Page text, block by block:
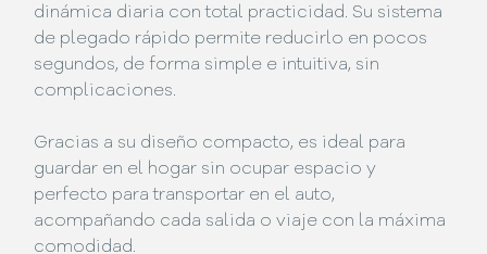
dinámica diaria con total practicidad. Su sistema
de plegado rápido permite reducirlo en pocos
segundos, de forma simple e intuitiva, sin
complicaciones.
Gracias a su diseño compacto, es ideal para
guardar en el hogar sin ocupar espacio y
perfecto para transportar en el auto,
acompañando cada salida o viaje con la máxima
comodidad.